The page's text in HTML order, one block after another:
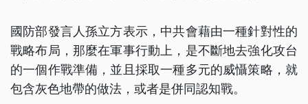
國防部發言人孫立方表示，中共會藉由一種針對性的
戰略布局，那麼在軍事行動上，是不斷地去強化攻台
的一個作戰準備，並且採取一種多元的威懾策略，就
包含灰色地帶的做法，或者是併同認知戰。